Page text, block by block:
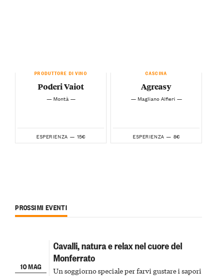
PRODUTTORE DI VINO
Poderi Vaiot
— Montà —
ESPERIENZA — 15€
CASCINA
Agreasy
— Magliano Alfieri —
ESPERIENZA — 8€
PROSSIMI EVENTI
10 MAG
Cavalli, natura e relax nel cuore del
Monferrato
Un soggiorno speciale per farvi gustare i sapori